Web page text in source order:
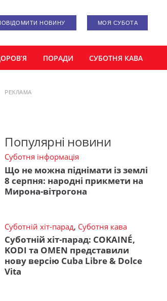
НОВИНУ МОЯ СУБОТА
ПОРАДИ СУБОТНЯ КАВА
РЕКЛАМА
Популярні новини
Суботня інформація
Що не можна піднімати із землі
8 серпня: народні прикмети на
Мирона-вітрогона
Суботній хіт-парад, Суботня кава
Суботній хіт-парад: COKAINÉ,
KODI та OMEN представили
нову версію Cuba Libre & Dolce
Vita